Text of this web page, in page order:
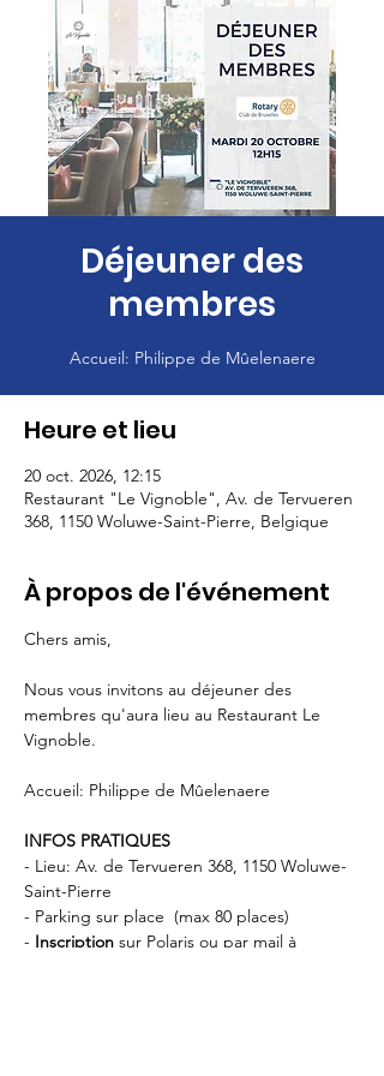
Déjeuner des
membres
Accueil: Philippe de Mûelenaere
Heure et lieu
20 oct. 2026, 12:15
Restaurant "Le Vignoble", Av. de Tervueren
368, 1150 Woluwe-Saint-Pierre, Belgique
À propos de l'événement
Chers amis,
Nous vous invitons au déjeuner des
membres qu'aura lieu au Restaurant Le
Vignoble.
Accueil: Philippe de Mûelenaere
INFOS PRATIQUES
- Lieu: Av. de Tervueren 368, 1150 Woluwe-
Saint-Pierre
- Parking sur place  (max 80 places)
- Inscription sur Polaris ou par mail à